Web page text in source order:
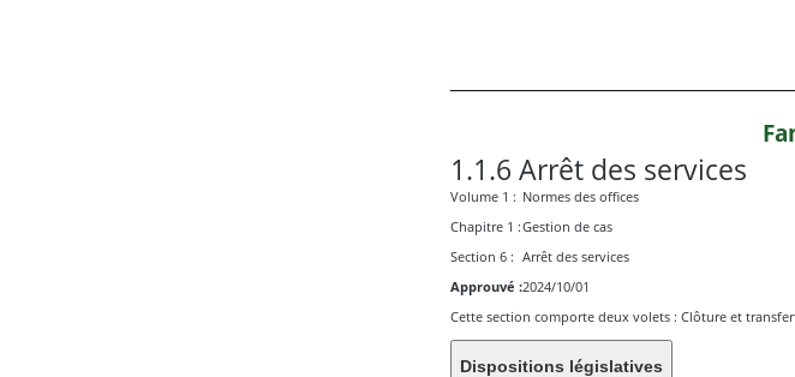
1.1.6 Arrêt des services
Volume 1 : Normes des offices
Chapitre 1 :Gestion de cas
Section 6 : Arrêt des services
Approuvé :2024/10/01
Cette section comporte deux volets : Clôture et
Dispositions législatives